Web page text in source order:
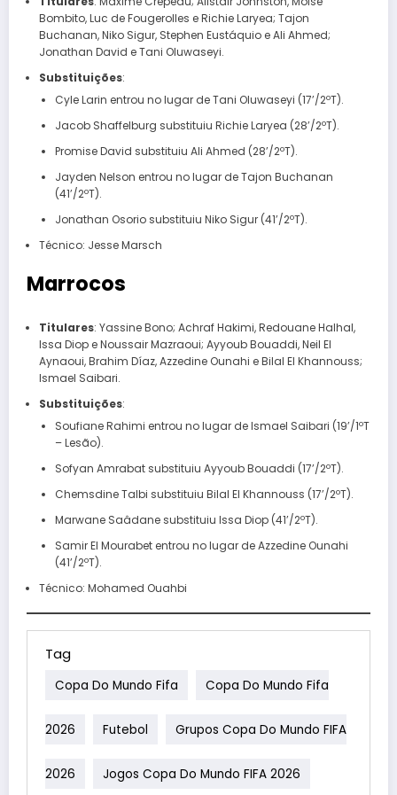
Bombito, Luc de Fougerolles e Richie Laryea; Tajon
Buchanan, Niko Sigur, Stephen Eustáquio e Ali Ahmed;
Jonathan David e Tani Oluwaseyi.
Substituições:
Cyle Larin entrou no lugar de Tani Oluwaseyi (17’/2ºT).
Jacob Shaffelburg substituiu Richie Laryea (28’/2ºT).
Promise David substituiu Ali Ahmed (28’/2ºT).
Jayden Nelson entrou no lugar de Tajon Buchanan
(41’/2ºT).
Jonathan Osorio substituiu Niko Sigur (41’/2ºT).
Técnico: Jesse Marsch
Marrocos
Titulares: Yassine Bono; Achraf Hakimi, Redouane Halhal,
Issa Diop e Noussair Mazraoui; Ayyoub Bouaddi, Neil El
Aynaoui, Brahim Díaz, Azzedine Ounahi e Bilal El Khannouss;
Ismael Saibari.
Substituições:
Soufiane Rahimi entrou no lugar de Ismael Saibari (19’/1ºT
– Lesão).
Sofyan Amrabat substituiu Ayyoub Bouaddi (17’/2ºT).
Chemsdine Talbi substituiu Bilal El Khannouss (17’/2ºT).
Marwane Saâdane substituiu Issa Diop (41’/2ºT).
Samir El Mourabet entrou no lugar de Azzedine Ounahi
(41’/2ºT).
Técnico: Mohamed Ouahbi
Tag
Copa Do Mundo Fifa Copa Do Mundo Fifa
2026 Futebol Grupos Copa Do Mundo FIFA
2026 Jogos Copa Do Mundo FIFA 2026